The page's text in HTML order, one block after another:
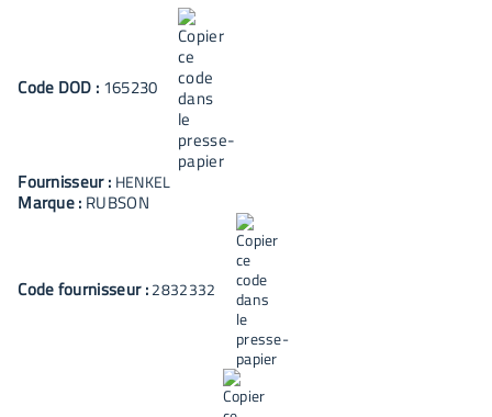
Code DOD : 165230
Fournisseur : HENKEL
Marque : RUBSON
Code fournisseur :2832332